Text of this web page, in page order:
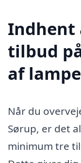
Indhent
tilbud
af
Når du
Sørup, er det
minimum tre